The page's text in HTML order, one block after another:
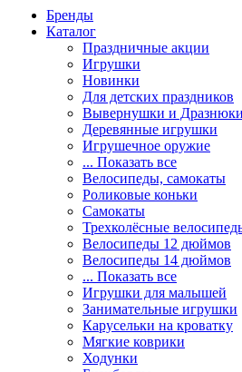
Бренды
Каталог
Праздничные акции
Игрушки
Новинки
Для детских праздников
Вывернушки и Дразнюки
Деревянные игрушки
Игрушечное оружие
... Показать все
Велосипеды, самокаты
Роликовые коньки
Самокаты
Трехколёсные
Велосипеды 12 дюймов
Велосипеды 14 дюймов
... Показать все
Игрушки для малышей
Занимательные игрушки
Карусельки на кроватку
Мягкие коврики
Ходунки